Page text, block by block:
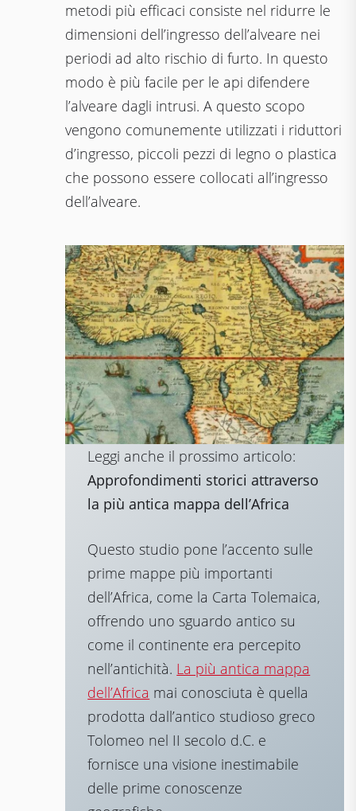
metodi più efficaci consiste nel ridurre le
dimensioni dell’ingresso dell’alveare nei
periodi ad alto rischio di furto. In questo
modo è più facile per le api difendere
l’alveare dagli intrusi. A questo scopo
vengono comunemente utilizzati i riduttori
d’ingresso, piccoli pezzi di legno o plastica
che possono essere collocati all’ingresso
dell’alveare.
Leggi anche il prossimo articolo:
Approfondimenti storici attraverso
la più antica mappa dell’Africa
Questo studio pone l’accento sulle
prime mappe più importanti
dell’Africa, come la Carta Tolemaica,
offrendo uno sguardo antico su
come il continente era percepito
nell’antichità. La più antica mappa
dell’Africa mai conosciuta è quella
prodotta dall’antico studioso greco
Tolomeo nel II secolo d.C. e
fornisce una visione inestimabile
delle prime conoscenze